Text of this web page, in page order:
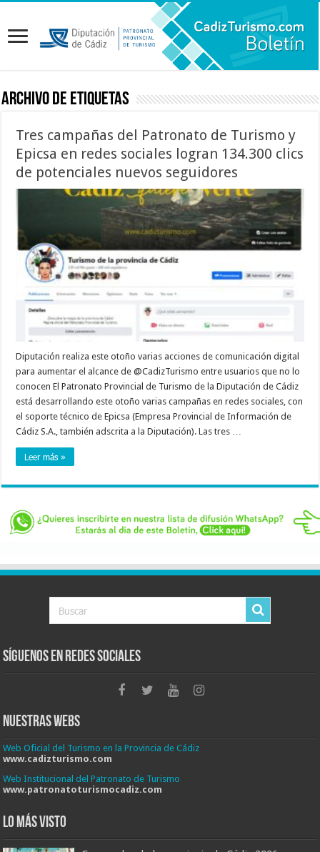
Archivo de etiquetas
Tres campañas del Patronato de Turismo y
Epicsa en redes sociales logran 134.300 clics
de potenciales nuevos seguidores
Diputación realiza este otoño varias acciones de comunicación digital
para aumentar el alcance de @CadizTurismo entre usuarios que no lo
conocen El Patronato Provincial de Turismo de la Diputación de Cádiz
está desarrollando este otoño varias campañas en redes sociales, con
el soporte técnico de Epicsa (Empresa Provincial de Información de
Cádiz S.A., también adscrita a la Diputación). Las tres …
Leer más »
Síguenos en Redes Sociales
Nuestras Webs
Web Oficial del Turismo en la Provincia de Cádiz
www.cadizturismo.com
Web Institucional del Patronato de Turismo
www.patronatoturismocadiz.com
Lo más visto